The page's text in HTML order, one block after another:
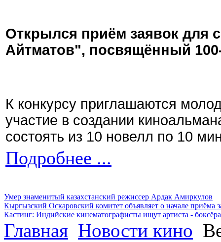
Открылся приём заявок для
Айтматов", посвящённый
К конкурсу приглашаются
участие в создании
состоять из 10 новелл по 10
Подробнее ...
Умер знаменитый казахстанский режиссер Ардак Амиркулов
Кыргызский Оскаровский комитет объявляет о начале приёма
Кастинг: Индийские кинематографисты ищут артиста -
Главная Новости кино